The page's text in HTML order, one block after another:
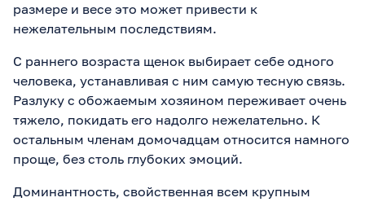
размере и весе это может привести к
нежелательным последствиям.
С раннего возраста щенок выбирает себе одного
человека, устанавливая с ним самую тесную связь.
Разлуку с обожаемым хозяином переживает очень
тяжело, покидать его надолго нежелательно. К
остальным членам домочадцам относится намного
проще, без столь глубоких эмоций.
Доминантность, свойственная всем крупным